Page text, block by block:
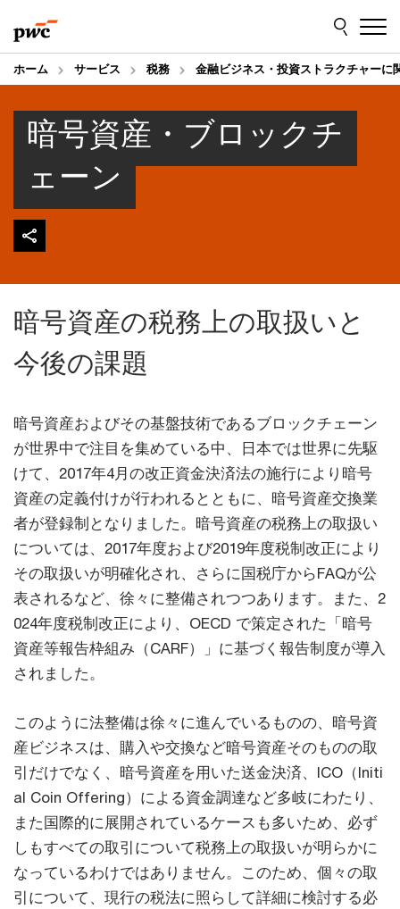
to
content
to
footer
ホーム サービス 税務 金融ビジネス・投資ストラクチャーに
暗号資産・ブロックチ
ェーン
暗号資産の税務上の取扱いと
今後の課題
暗号資産およびその基盤技術であるブロックチェーン
が世界中で注目を集めている中、日本では世界に先駆
けて、2017年4月の改正資金決済法の施行により暗号
資産の定義付けが行われるとともに、暗号資産交換業
者が登録制となりました。暗号資産の税務上の取扱い
については、2017年度および2019年度税制改正により
その取扱いが明確化され、さらに国税庁からFAQが公
表されるなど、徐々に整備されつつあります。また、2
024年度税制改正により、OECD で策定された「暗号
資産等報告枠組み（CARF）」に基づく報告制度が導入
されました。
このように法整備は徐々に進んでいるものの、暗号資
産ビジネスは、購入や交換など暗号資産そのものの取
引だけでなく、暗号資産を用いた送金決済、ICO（Initi
al Coin Offering）による資金調達など多岐にわたり、
また国際的に展開されているケースも多いため、必ず
しもすべての取引について税務上の取扱いが明らかに
なっているわけではありません。このため、個々の取
引について、現行の税法に照らして詳細に検討する必